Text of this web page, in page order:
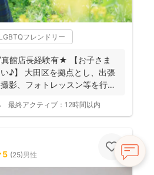
LGBTQフレンドリー
館店長経験有★ 【お子さま
♪】 大田区を拠点とし、出張
影、フォトレッスン等を行っ
最終アクティブ： 12時間以内
5 (25)男性